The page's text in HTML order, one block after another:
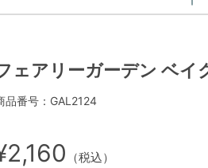
ェアリーガーデン ベイ
品番号：GAL2124
（税込）